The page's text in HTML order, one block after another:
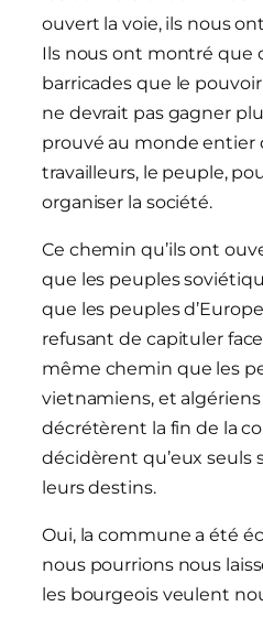
ouvert la voie, ils nous
Ils nous ont montré que
barricades que le pouvoir
ne devrait pas gagner
prouvé au monde entier
travailleurs, le peuple,
organiser la société.
Ce chemin qu’ils ont
que les peuples
que les peuples
refusant de capituler
même chemin que les
vietnamiens, et
décrétèrent la fin de la
décidèrent qu’eux seuls
leurs destins.
Oui, la commune a été
nous pourrions nous
les bourgeois veulent